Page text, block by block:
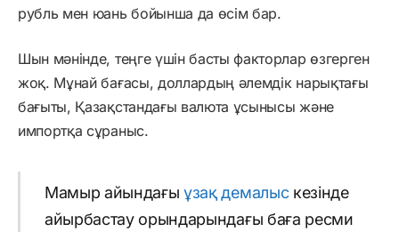
рубль мен юань бойынша да өсім бар.
Шын мәнінде, теңге үшін басты факторлар өзгерген
жоқ. Мұнай бағасы, доллардың әлемдік нарықтағы
бағыты, Қазақстандағы валюта ұсынысы және
импортқа сұраныс.
Мамыр айындағыұзақ демалыскезінде
айырбастау орындарындағы баға ресми